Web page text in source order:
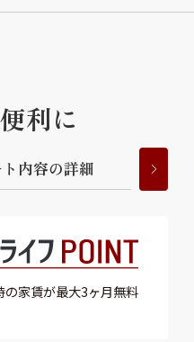
利に
ト 内容の詳細
の家賃が最大3ヶ月無料